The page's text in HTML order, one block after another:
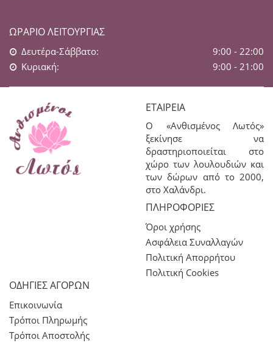
ΩΡΆΡΙΟ ΛΕΙΤΟΥΡΓΊΑΣ
Δευτέρα-Σάββατο:
9:00 - 22:00
Κυριακή:
9:00 - 21:00
ΕΤΑΙΡΕΊΑ
Ο «Ανθισμένος Λωτός»
ξεκίνησε να
δραστηριοποιείται στο
χώρο των λουλουδιών και
των δώρων από το 2000,
στο Χαλάνδρι.
ΠΛΗΡΟΦΟΡΊΕΣ
Όροι χρήσης
Ασφάλεια Συναλλαγών
Πολιτική Απορρήτου
Πολιτική Cookies
ΟΔΗΓΙΕΣ ΑΓΟΡΩΝ
Επικοινωνία
Τρόποι Πληρωμής
Τρόποι Αποστολής